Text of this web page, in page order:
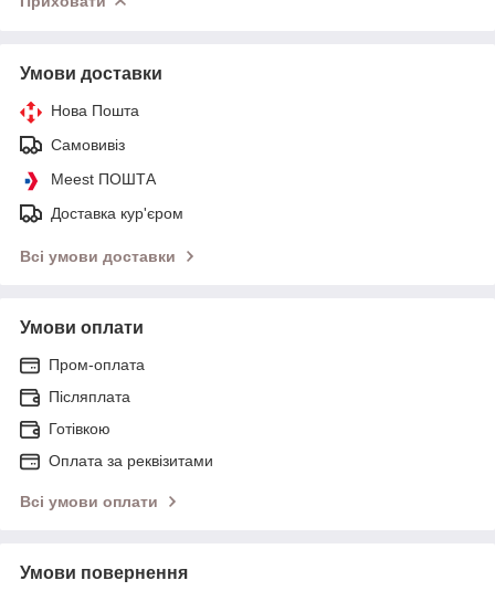
Умови доставки
Нова Пошта
Самовивіз
Meest ПОШТА
Доставка кур'єром
Всі умови доставки
Умови оплати
Пром-оплата
Післяплата
Готівкою
Оплата за реквізитами
Всі умови оплати
Умови повернення